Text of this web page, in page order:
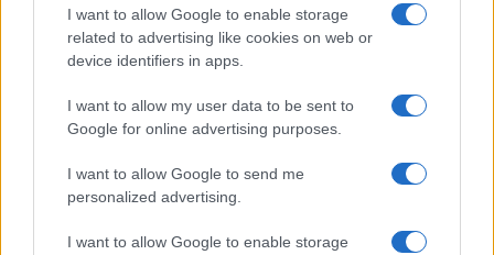
I want to allow Google to enable storage
related to advertising like cookies on web or
device identifiers in apps.
I want to allow my user data to be sent to
Google for online advertising purposes.
I want to allow Google to send me
personalized advertising.
I want to allow Google to enable storage
Frasi dei film
Frasi film più lette
Incipit dei film
Film più cercati
Frasi sul cinema
SERVIZI